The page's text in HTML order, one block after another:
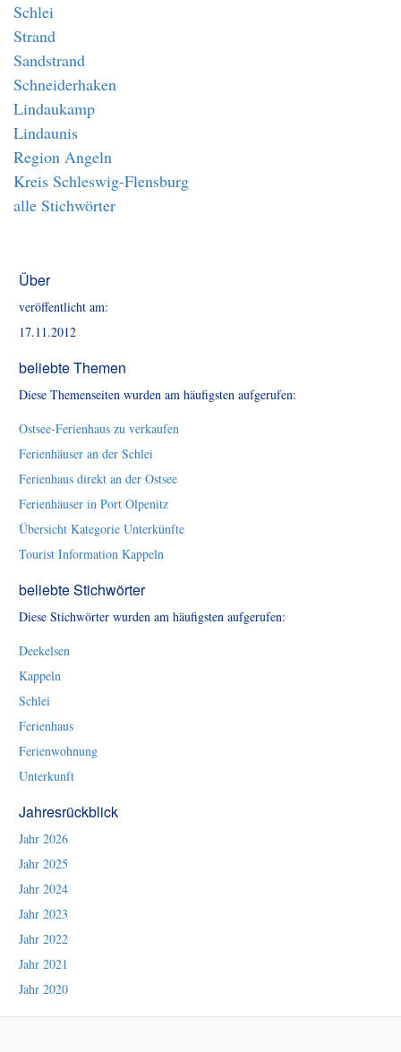
Schlei
Strand
Sandstrand
Schneiderhaken
Lindaukamp
Lindaunis
Region Angeln
Kreis Schleswig-Flensburg
alle Stichwörter
Über
veröffentlicht am:
17.11.2012
beliebte Themen
Diese Themenseiten wurden am häufigsten aufgerufen:
Ostsee-Ferienhaus zu verkaufen
Ferienhäuser an der Schlei
Ferienhaus direkt an der Ostsee
Ferienhäuser in Port Olpenitz
Übersicht Kategorie Unterkünfte
Tourist Information Kappeln
beliebte Stichwörter
Diese Stichwörter wurden am häufigsten aufgerufen:
Deekelsen
Kappeln
Schlei
Ferienhaus
Ferienwohnung
Unterkunft
Jahresrückblick
Jahr 2026
Jahr 2025
Jahr 2024
Jahr 2023
Jahr 2022
Jahr 2021
Jahr 2020